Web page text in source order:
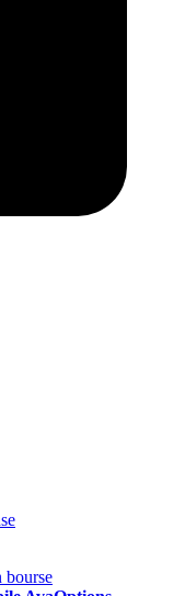
bourse